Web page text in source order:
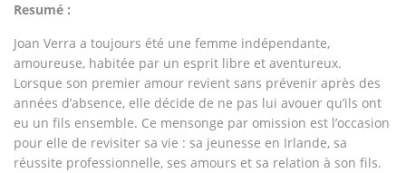
Resumé :
Joan Verra a toujours été une femme indépendante,
amoureuse, habitée par un esprit libre et aventureux.
Lorsque son premier amour revient sans prévenir après des
années d’absence, elle décide de ne pas lui avouer qu’ils ont
eu un fils ensemble. Ce mensonge par omission est l’occasion
pour elle de revisiter sa vie : sa jeunesse en Irlande, sa
réussite professionnelle, ses amours et sa relation à son fils.